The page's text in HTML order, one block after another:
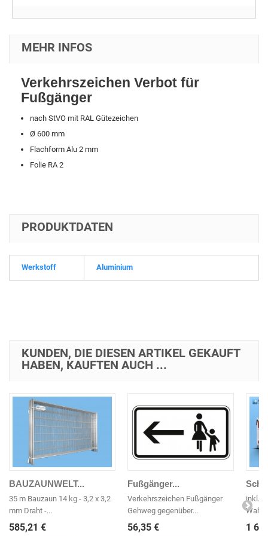
MEHR INFOS
Verkehrszeichen Verbot für
Fußgänger
nach StVO mit RAL Gütezeichen
Ø 600 mm
Flachform Alu 2 mm
Folie RA 2
PRODUKTDATEN
Werkstoff Aluminium
KUNDEN, DIE DIESEN ARTIKEL GEKAUFT
HABEN, KAUFTEN AUCH ...
BAUZAUNWELT...
35 m Bauzaun 14 kg - 3,2 x 3,2
mm Draht -...
585,21 €
Fußgänger...
Verkehrszeichen Fußgänger
Gehweg gegenüber...
56,35 €
inkl.
1